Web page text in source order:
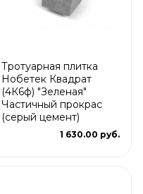
Тротуарная плитка
Нобетек Квадрат
(4К6ф) "Зеленая"
Частичный прокрас
(серый цемент)
1 630.00 руб.